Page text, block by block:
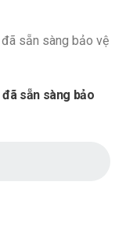
sẵn sàng bảo